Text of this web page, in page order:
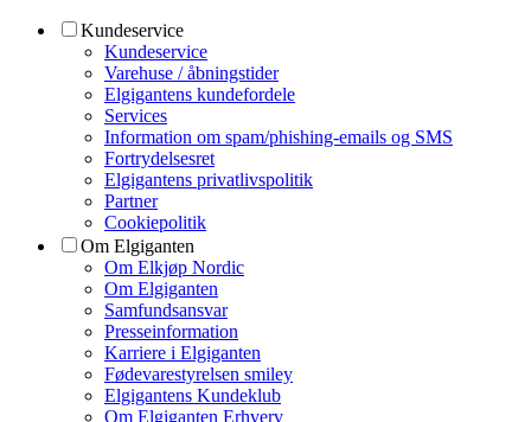
Kundeservice
Kundeservice
Varehuse / åbningstider
Elgigantens kundefordele
Services
Information om spam/phishing-emails og SMS
Fortrydelsesret
Elgigantens privatlivspolitik
Partner
Cookiepolitik
Om Elgiganten
Om Elkjøp Nordic
Om Elgiganten
Samfundsansvar
Presseinformation
Karriere i Elgiganten
Fødevarestyrelsen smiley
Elgigantens Kundeklub
Om Elgiganten Erhverv